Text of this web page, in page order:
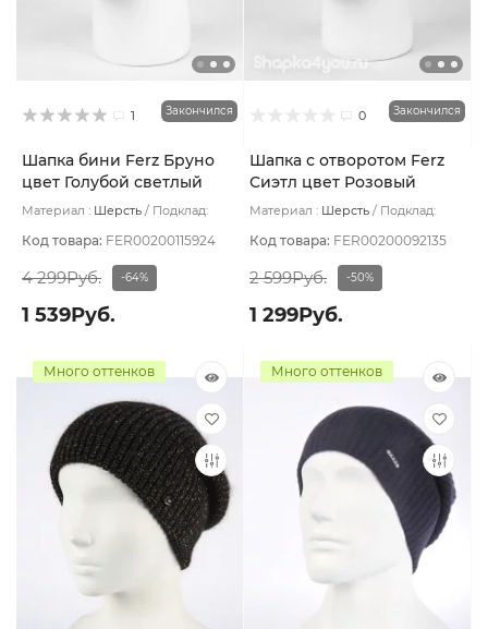
1 Закончился
Шапка бини Ferz Бруно
цвет Голубой светлый
Материал : Шерсть
Подклад:
Код товара: FER00200115924
4 299Руб. -64%
1 539Руб.
0 Закончился
Шапка с отворотом Ferz
Сиэтл цвет Розовый
светлый
Материал : Шерсть
Подклад:
Код товара: FER00200092135
2 599Руб. -50%
1 299Руб.
Много оттенков Много оттенков